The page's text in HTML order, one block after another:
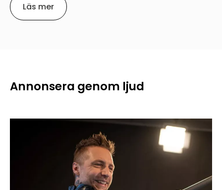
Läs mer
Annonsera genom ljud